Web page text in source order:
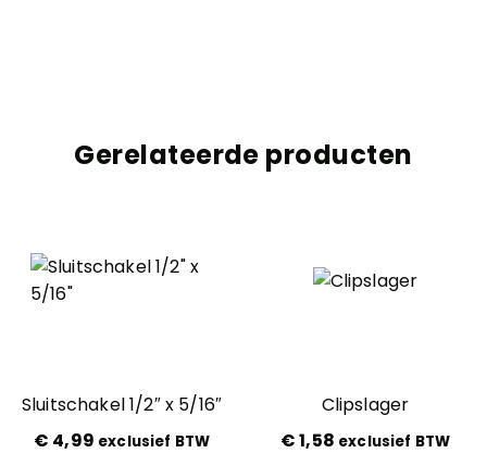
Gerelateerde producten
Sluitschakel 1/2″ x 5/16″
€ 4,99 exclusief BTW
Clipslager
€1,58 exclusief BTW